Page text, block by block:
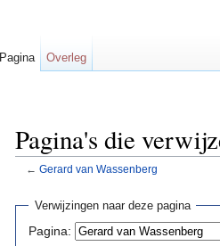
Pagina's die
← Gerard van Wassenberg
Verwijzingen naar deze pagina
Pagina:
Pagina Overleg